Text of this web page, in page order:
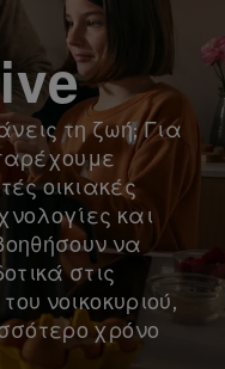
τη ζωή; Για
οικιακές
και
να
στις
νοικοκυριού,
χρόνο